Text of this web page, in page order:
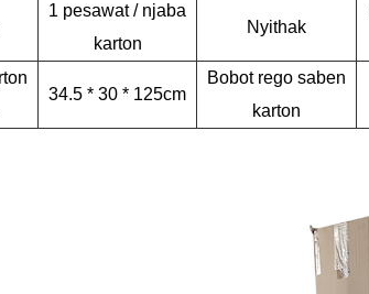
1 pesawat / njaba
karton
Nyithak
34.5 * 30 * 125cm
Bobot rego saben
karton